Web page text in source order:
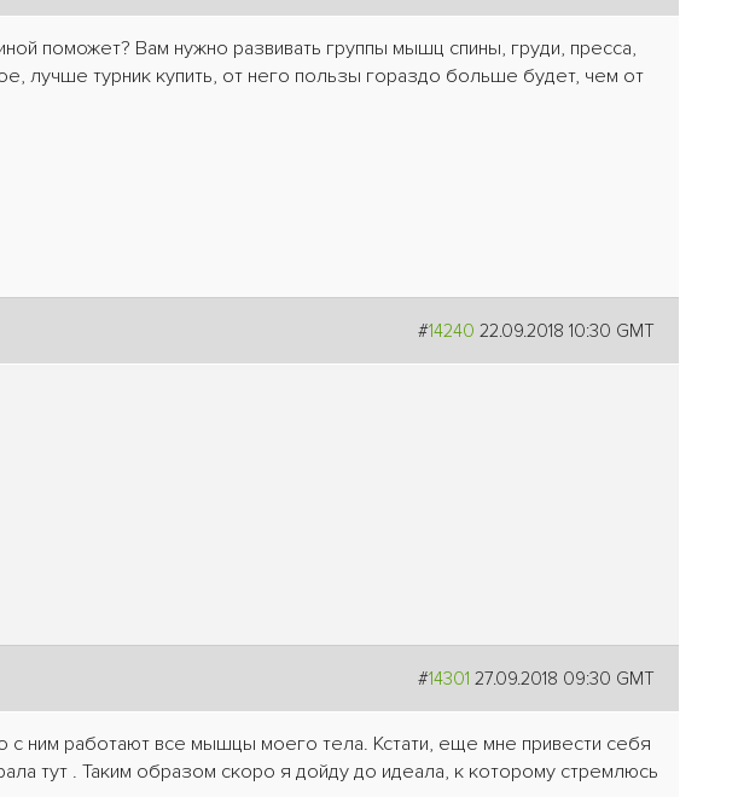
поможет? Вам нужно развивать группы мышц спины, груди, пресса,
лучше турник купить, от него пользы гораздо больше будет, чем от
#14240 22.09.2018 10:30 GMT
#14301 27.09.2018 09:30 GMT
ним работают все мышцы моего тела. Кстати, еще мне привести себя
тут . Таким образом скоро я дойду до идеала, к которому стремлюсь